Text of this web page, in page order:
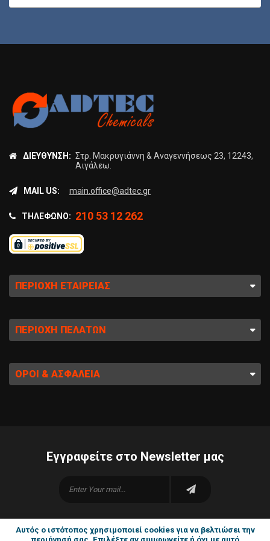
ΔΙΕΎΘΥΝΣΗ: Στρ. Μακρυγιάννη & Αναγεννήσεως 23, 12243,
Αιγάλεω.
MAIL US: main.office@adtec.gr
ΤΗΛΈΦΩΝΟ: 210 53 12 262
ΠΕΡΙΟΧΉ ΕΤΑΙΡΕΊΑΣ
ΠΕΡΙΟΧΉ ΠΕΛΑΤΏΝ
ΌΡΟΙ & ΑΣΦΆΛΕΙΑ
Εγγραφείτε στο Newsletter μας
Αυτός ο ιστότοπος χρησιμοποιεί cookies για να βελτιώσει την